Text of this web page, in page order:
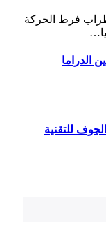
فرط الحركة
للتقنية